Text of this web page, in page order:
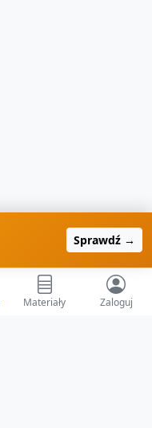
Sprawdź →
Materiały Zaloguj